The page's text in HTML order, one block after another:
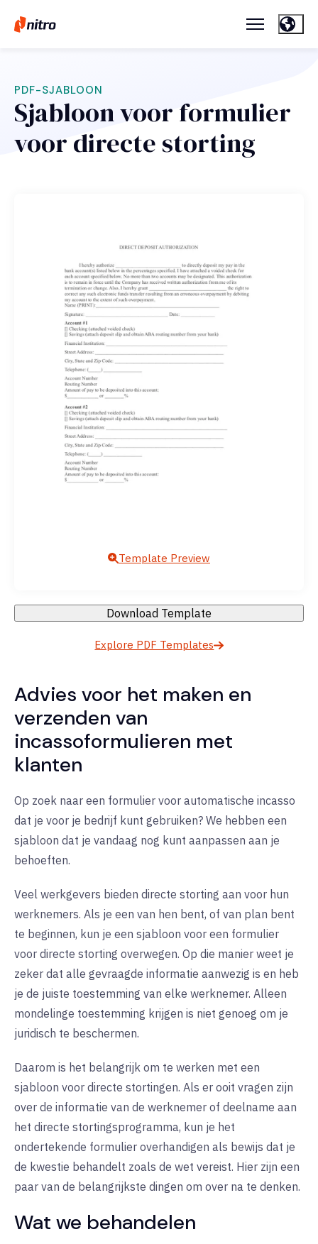
PDF-SJABLOON
Sjabloon voor formulier
voor directe storting
Template Preview
Download Template
Explore PDF Templates
Advies voor het maken en
verzenden van
incassoformulieren met
klanten
Op zoek naar een formulier voor automatische incasso
dat je voor je bedrijf kunt gebruiken? We hebben een
sjabloon dat je vandaag nog kunt aanpassen aan je
behoeften.
Veel werkgevers bieden directe storting aan voor hun
werknemers. Als je een van hen bent, of van plan bent
te beginnen, kun je een sjabloon voor een formulier
voor directe storting overwegen. Op die manier weet je
zeker dat alle gevraagde informatie aanwezig is en heb
je de juiste toestemming van elke werknemer. Alleen
mondelinge toestemming krijgen is niet genoeg om je
juridisch te beschermen.
Daarom is het belangrijk om te werken met een
sjabloon voor directe stortingen. Als er ooit vragen zijn
over de informatie van de werknemer of deelname aan
het directe stortingsprogramma, kun je het
ondertekende formulier overhandigen als bewijs dat je
de kwestie behandelt zoals de wet vereist. Hier zijn een
paar van de belangrijkste dingen om over na te denken.
Wat we behandelen